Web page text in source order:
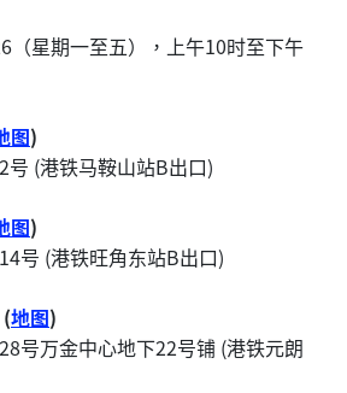
（星期一至五），上午10时至下午
图)
(港铁马鞍山站B出口)
图)
号 (港铁旺角东站B出口)
地图)
号万金中心地下22号铺 (港铁元朗